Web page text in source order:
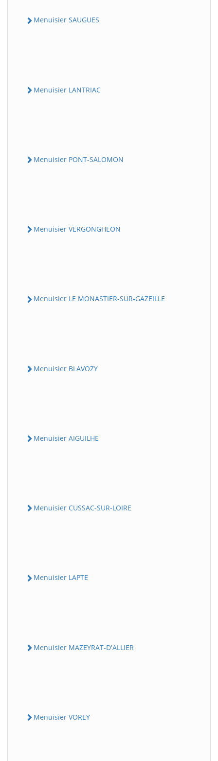
Menuisier SAUGUES
Menuisier LANTRIAC
Menuisier PONT-SALOMON
Menuisier VERGONGHEON
Menuisier LE MONASTIER-SUR-GAZEILLE
Menuisier BLAVOZY
Menuisier AIGUILHE
Menuisier CUSSAC-SUR-LOIRE
Menuisier LAPTE
Menuisier MAZEYRAT-D'ALLIER
Menuisier VOREY